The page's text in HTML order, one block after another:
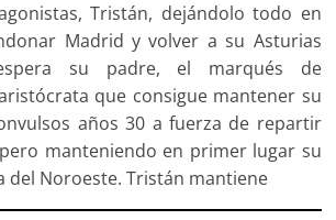
Tristán, dejándolo todo en
Madrid y volver a su Asturias
su padre, el marqués de
que consigue mantener su
años 30 a fuerza de repartir
manteniendo en primer lugar su
del Noroeste. Tristán mantiene